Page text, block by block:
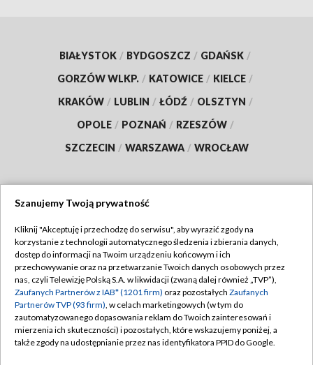
BIAŁYSTOK / BYDGOSZCZ / GDAŃSK /
GORZÓW WLKP. / KATOWICE / KIELCE /
KRAKÓW / LUBLIN / ŁÓDŹ / OLSZTYN /
OPOLE / POZNAŃ / RZESZÓW /
SZCZECIN / WARSZAWA / WROCŁAW
TVP
Abonament TVP
Emisja w TVP
Centrum informacji TVP
Naziemna Telewizja Cyfrowa
Regulamin TVP
Polityka prywatności
Moje zgody
Pomoc
Szanujemy Twoją prywatność
Kliknij "Akceptuję i przechodzę do serwisu", aby wyrazić zgody na
korzystanie z technologii automatycznego śledzenia i zbierania danych,
dostęp do informacji na Twoim urządzeniu końcowym i ich
przechowywanie oraz na przetwarzanie Twoich danych osobowych przez
nas, czyli Telewizję Polską S.A. w likwidacji (zwaną dalej również „TVP”),
Zaufanych Partnerów z IAB* (1201 firm) oraz pozostałych Zaufanych
Partnerów TVP (93 firm), w celach marketingowych (w tym do
zautomatyzowanego dopasowania reklam do Twoich zainteresowań i
mierzenia ich skuteczności) i pozostałych, które wskazujemy poniżej, a
także zgody na udostępnianie przez nas identyfikatora PPID do Google.